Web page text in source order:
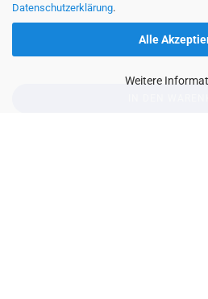
Datenschutzerklärung.
Alle
Weitere